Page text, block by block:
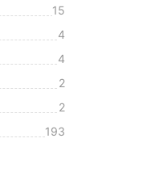
15
4
4
2
2
193